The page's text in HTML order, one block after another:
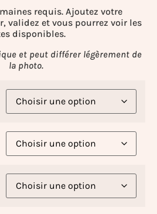
requis. Ajoutez votre
validez et vous pourrez voir les
disponibles.
et peut différer légèrement de
la photo.